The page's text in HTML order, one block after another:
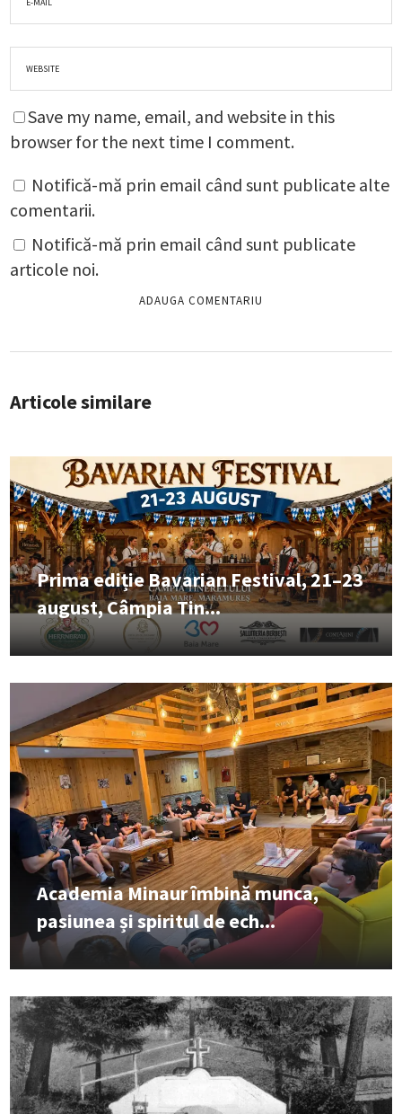
Save my name, email, and website in this
browser for the next time I comment.
Notifică-mă prin email când sunt publicate alte
comentarii.
Notifică-mă prin email când sunt publicate
articole noi.
Articole similare
Prima ediție Bavarian Festival, 21–23
august, Câmpia Tin...
Academia Minaur îmbină munca,
pasiunea și spiritul de ech...